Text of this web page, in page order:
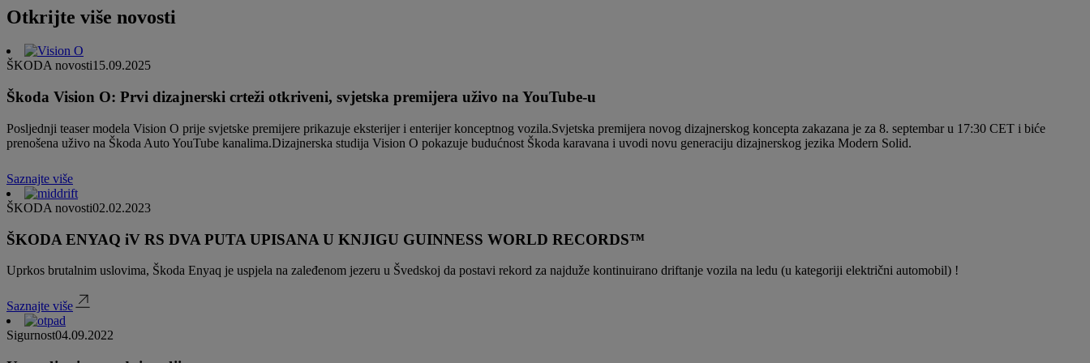
Otkrijte više novosti
ŠKODA novosti15.09.2025
Škoda Vision O: Prvi dizajnerski crteži otkriveni, svjetska premijera uživo na YouTube-u
Posljednji teaser modela Vision O prije svjetske premijere prikazuje eksterijer i enterijer konceptnog vozila.Svjetska premijera novog dizajnerskog koncepta zakazana je za 8. septembar u 17:30 CET i biće
prenošena uživo na Škoda Auto YouTube kanalima.Dizajnerska studija Vision O pokazuje budućnost Škoda karavana i uvodi novu generaciju dizajnerskog jezika Modern Solid.
Saznajte više
ŠKODA novosti02.02.2023
ŠKODA ENYAQ iV RS DVA PUTA UPISANA U KNJIGU GUINNESS WORLD RECORDS™
Uprkos brutalnim uslovima, Škoda Enyaq je uspjela na zaleđenom jezeru u Švedskoj da postavi rekord za najduže kontinuirano driftanje vozila na ledu (u kategoriji električni automobil) !
Saznajte više
Sigurnost04.09.2022